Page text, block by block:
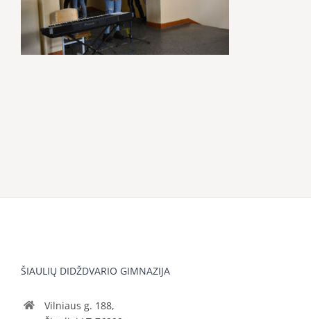
ŠIAULIŲ DIDŽDVARIO GIMNAZIJA
Vilniaus g. 188,